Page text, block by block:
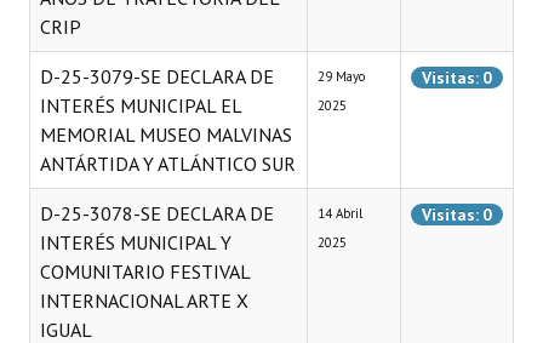
CRIP
D-25-3079-SE DECLARA DE
INTERÉS MUNICIPAL EL
MEMORIAL MUSEO MALVINAS
ANTÁRTIDA Y ATLÁNTICO SUR
29 Mayo
2025
Visitas: 0
D-25-3078-SE DECLARA DE
INTERÉS MUNICIPAL Y
COMUNITARIO FESTIVAL
INTERNACIONAL ARTE X
IGUAL
14 Abril
2025
Visitas: 0